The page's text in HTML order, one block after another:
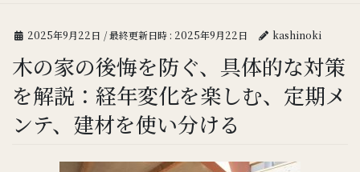
2025年9月22日 / 最終更新日時 : 2025年9月22日 kashinoki
木の家の後悔を防ぐ、具体的な対策
を解説：経年変化を楽しむ、定期メ
ンテ、建材を使い分ける